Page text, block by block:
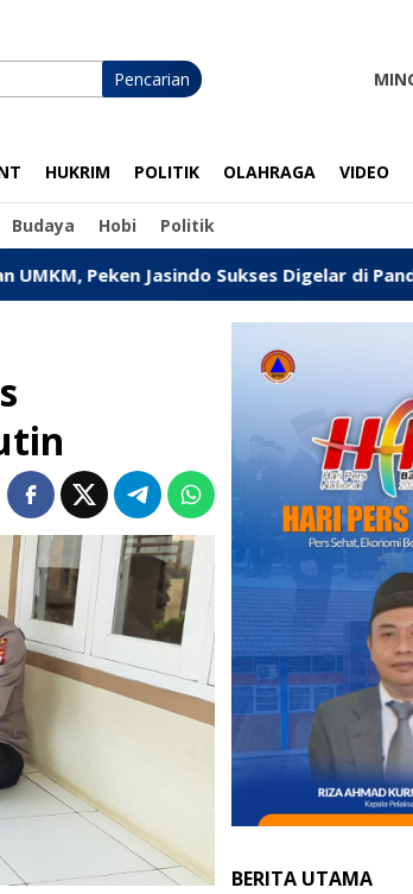
Pencarian
HUKRIM POLITIK OLAHRAGA VIDEO
Budaya Hobi Politik
Sukses Digelar di Pandeglang
BERITA UTAMA